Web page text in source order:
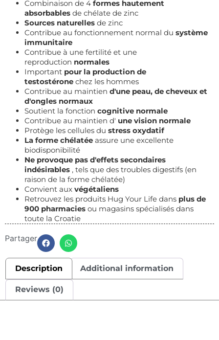
Combinaison de 4 formes hautement
absorbables de chélate de zinc
Sources naturelles de zinc
Contribue au fonctionnement normal du système
immunitaire
Contribue à une fertilité et une
reproduction normales
Important pour la production de
testostérone chez les hommes
Contribue au maintien d'une peau, de cheveux et
d'ongles normaux
Soutient la fonction cognitive normale
Contribue au maintien d' une vision normale
Protège les cellules du stress oxydatif
La forme chélatée assure une excellente
biodisponibilité
Ne provoque pas d'effets secondaires
indésirables , tels que des troubles digestifs (en
raison de la forme chélatée)
Convient aux végétaliens
Retrouvez les produits Hug Your Life dans plus de
900 pharmacies ou magasins spécialisés dans
toute la Croatie
Partager
Description Additional information
Reviews (0)